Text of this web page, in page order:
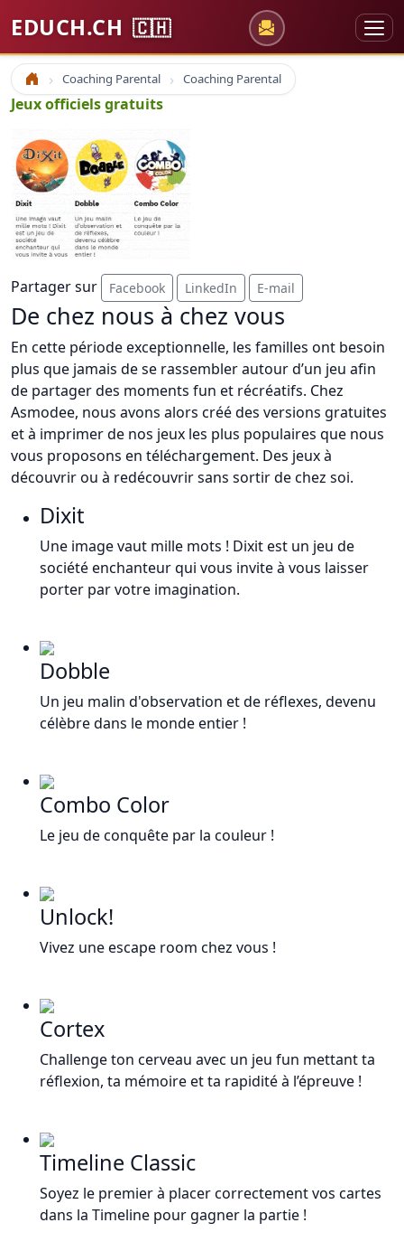
EDUCH.CH 🇨🇭
Accueil Coaching Parental Coaching Parental
Jeux officiels gratuits
Partager sur Facebook LinkedIn E-mail
De chez nous à chez vous
En cette période exceptionnelle, les familles ont besoin
plus que jamais de se rassembler autour d’un jeu afin
de partager des moments fun et récréatifs. Chez
Asmodee, nous avons alors créé des versions gratuites
et à imprimer de nos jeux les plus populaires que nous
vous proposons en téléchargement. Des jeux à
découvrir ou à redécouvrir sans sortir de chez soi.
Dixit
Une image vaut mille mots ! Dixit est un jeu de
société enchanteur qui vous invite à vous laisser
porter par votre imagination.
Dobble
Un jeu malin d'observation et de réflexes, devenu
célèbre dans le monde entier !
Combo Color
Le jeu de conquête par la couleur !
Unlock!
Vivez une escape room chez vous !
Cortex
Challenge ton cerveau avec un jeu fun mettant ta
réflexion, ta mémoire et ta rapidité à l’épreuve !
Timeline Classic
Soyez le premier à placer correctement vos cartes
dans la Timeline pour gagner la partie !